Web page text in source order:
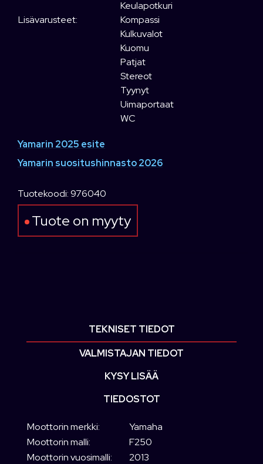
Lisävarusteet:
Keulapotkuri
Kompassi
Kulkuvalot
Kuomu
Patjat
Stereot
Tyynyt
Uimaportaat
WC
Yamarin 2025 esite
Yamarin suositushinnasto 2026
Tuotekoodi: 976040
Tuote on myyty
TEKNISET TIEDOT
VALMISTAJAN TIEDOT
KYSY LISÄÄ
TIEDOSTOT
Moottorin merkki:
Yamaha
Moottorin malli:
F250
Moottorin vuosimalli:
2013